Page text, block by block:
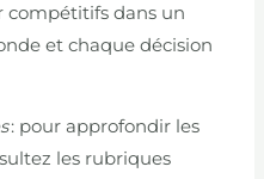
compétitifs dans un
et chaque décision
: pour approfondir les
les rubriques